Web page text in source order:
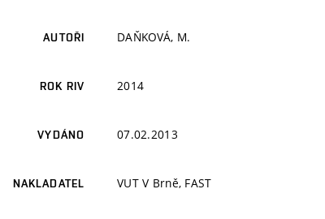
AUTOŘI DAŇKOVÁ, M.
ROK RIV 2014
VYDÁNO 07.02.2013
NAKLADATEL VUT V Brně, FAST